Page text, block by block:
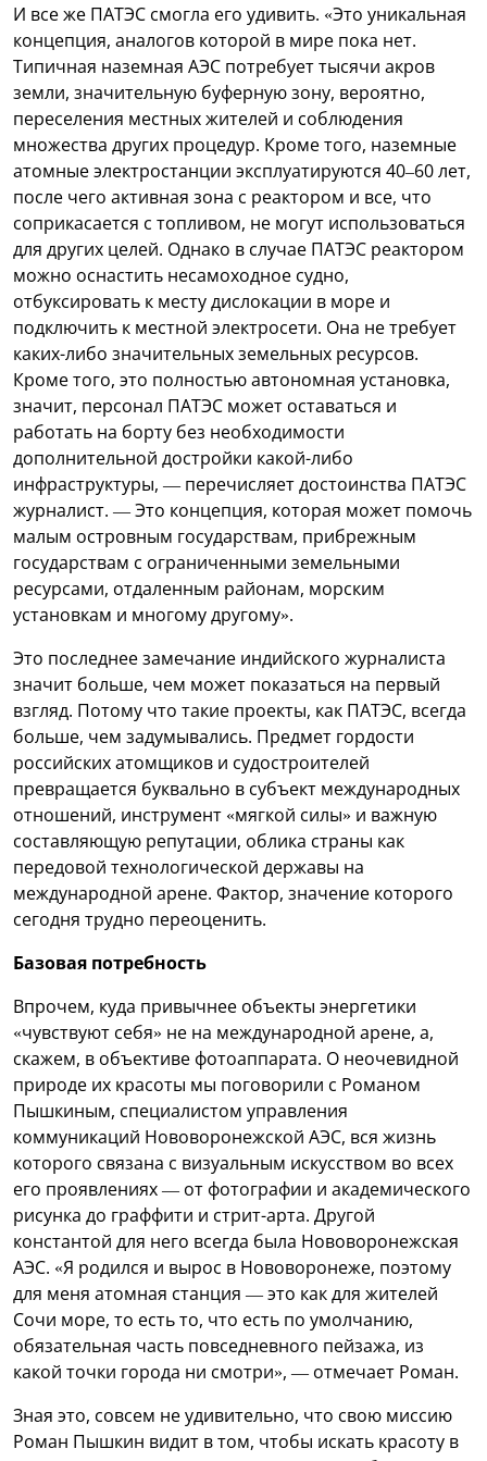
И все же ПАТЭС смогла его удивить. «Это уникальная
концепция, аналогов которой в мире пока нет.
Типичная наземная АЭС потребует тысячи акров
земли, значительную буферную зону, вероятно,
переселения местных жителей и соблюдения
множества других процедур. Кроме того, наземные
атомные электростанции эксплуатируются 40–60 лет,
после чего активная зона с реактором и все, что
соприкасается с топливом, не могут использоваться
для других целей. Однако в случае ПАТЭС реактором
можно оснастить несамоходное судно,
отбуксировать к месту дислокации в море и
подключить к местной электросети. Она не требует
каких-либо значительных земельных ресурсов.
Кроме того, это полностью автономная установка,
значит, персонал ПАТЭС может оставаться и
работать на борту без необходимости
дополнительной достройки какой-либо
инфраструктуры, — перечисляет достоинства ПАТЭС
журналист. — Это концепция, которая может помочь
малым островным государствам, прибрежным
государствам с ограниченными земельными
ресурсами, отдаленным районам, морским
установкам и многому другому».
Это последнее замечание индийского журналиста
значит больше, чем может показаться на первый
взгляд. Потому что такие проекты, как ПАТЭС, всегда
больше, чем задумывались. Предмет гордости
российских атомщиков и судостроителей
превращается буквально в субъект международных
отношений, инструмент «мягкой силы» и важную
составляющую репутации, облика страны как
передовой технологической державы на
международной арене. Фактор, значение которого
сегодня трудно переоценить.
Базовая потребность
Впрочем, куда привычнее объекты энергетики
«чувствуют себя» не на международной арене, а,
скажем, в объективе фотоаппарата. О неочевидной
природе их красоты мы поговорили с Романом
Пышкиным, специалистом управления
коммуникаций Нововоронежской АЭС, вся жизнь
которого связана с визуальным искусством во всех
его проявлениях — от фотографии и академического
рисунка до граффити и стрит-арта. Другой
константой для него всегда была Нововоронежская
АЭС. «Я родился и вырос в Нововоронеже, поэтому
для меня атомная станция — это как для жителей
Сочи море, то есть то, что есть по умолчанию,
обязательная часть повседневного пейзажа, из
какой точки города ни смотри», — отмечает Роман.
Зная это, совсем не удивительно, что свою миссию
Роман Пышкин видит в том, чтобы искать красоту в